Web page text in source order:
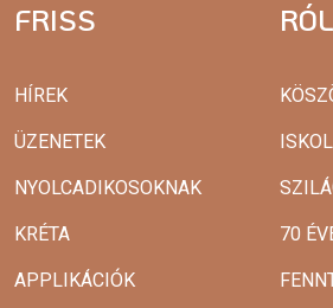
FRISS
HÍREK
ÜZENETEK
NYOLCADIKOSOKNAK
KRÉTA
APPLIKÁCIÓK
70